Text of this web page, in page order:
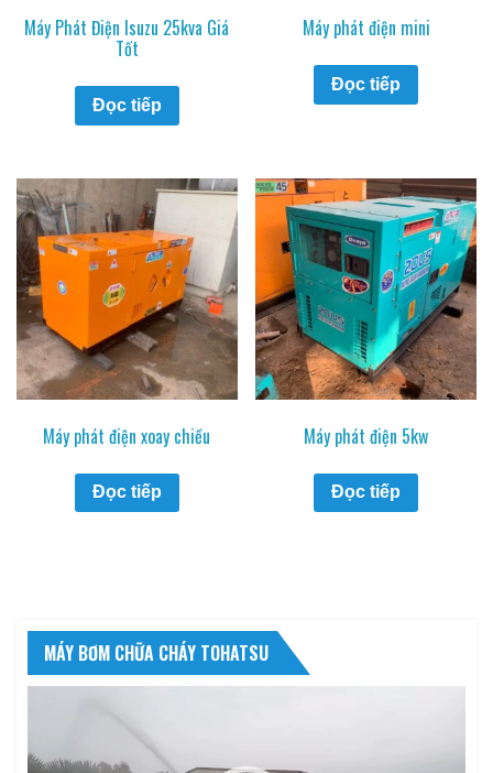
Máy Phát Điện Isuzu 25kva Giá
Tốt
Đọc tiếp
Máy phát điện mini
Đọc tiếp
Máy phát điện xoay chiều
Đọc tiếp
Máy phát điện 5kw
Đọc tiếp
MÁY BƠM CHỮA CHÁY TOHATSU
Video